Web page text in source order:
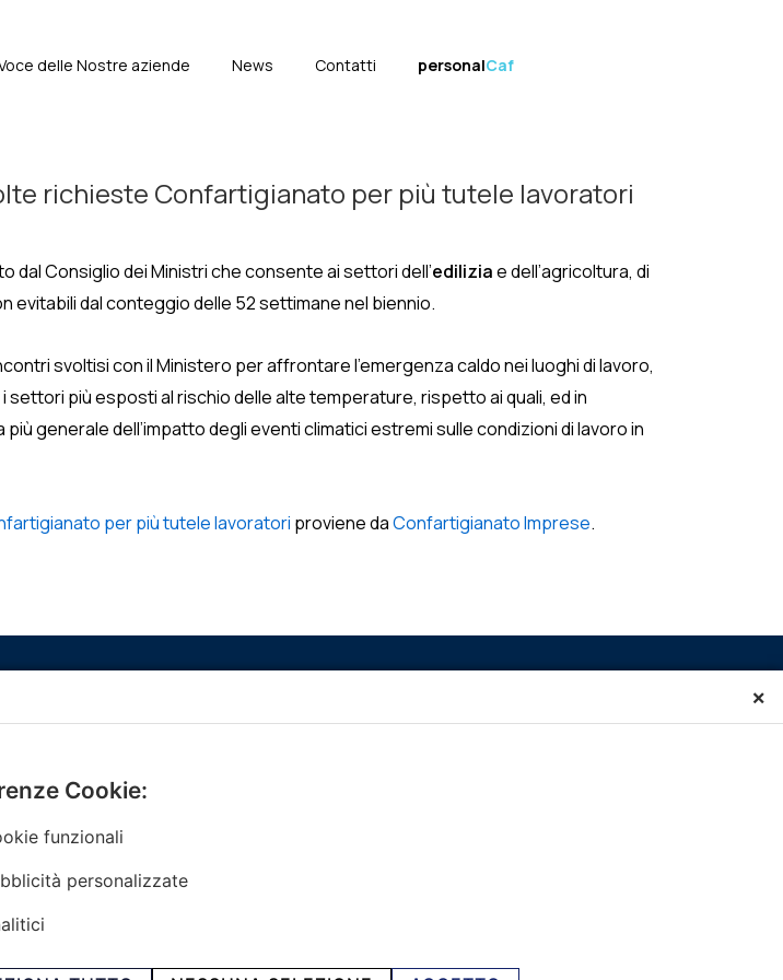
delle Nostre aziende News Contatti personalCaf
richieste Confartigianato per più tutele lavoratori
dal Consiglio dei Ministri che consente ai settori dell’ediliziae dell’agricoltura, di
dal conteggio delle 52 settimane nel biennio.
svoltisi con il Ministero per affrontare l’emergenza caldo nei luoghi di lavoro,
più esposti al rischio delle alte temperature, rispetto ai quali, ed in
generale dell’impatto degli eventi climatici estremi sulle condizioni di lavoro in
per più tutele lavoratori proviene daConfartigianato Imprese.
Menù
Home
Servizi
Convenzioni
Informazioni Ex L. 124/2017
×
Cookie:
funzionali
personalizzate